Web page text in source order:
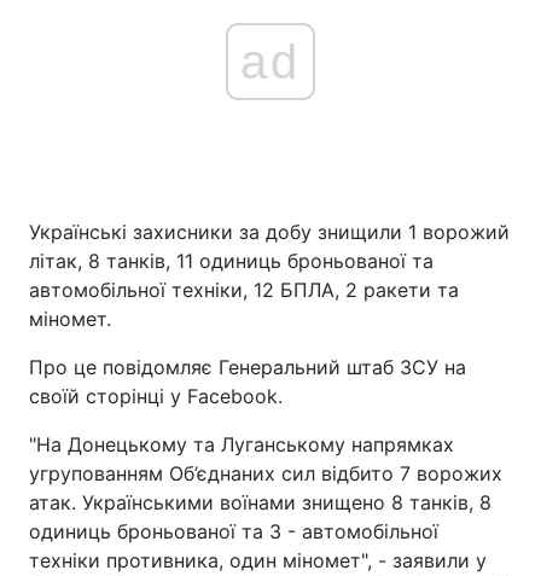
ad
Українські захисники за добу знищили 1 ворожий
літак, 8 танків, 11 одиниць броньованої та
автомобільної техніки, 12 БПЛА, 2 ракети та
міномет.
Про це повідомляє Генеральний штаб ЗСУ на
своїй сторінці у Facebook.
"На Донецькому та Луганському напрямках
угрупованням Об’єднаних сил відбито 7 ворожих
атак. Українськими воїнами знищено 8 танків, 8
одиниць броньованої та 3 - автомобільної
техніки противника, один міномет", - заявили у